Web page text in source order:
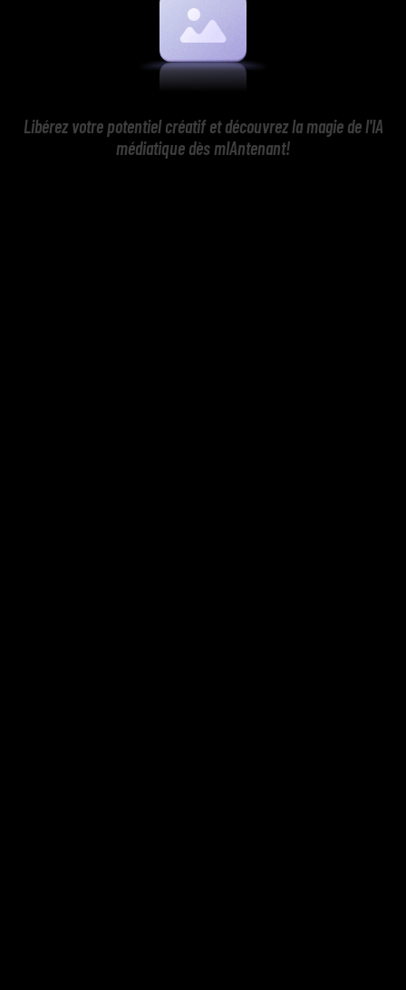
Libérez votre potentiel créatif et découvrez la magie de l'IA
médiatique dès mIAntenant!